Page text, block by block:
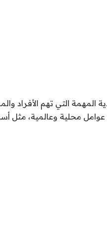
التي تهم الأفراد
محلية وعالمية، مثل